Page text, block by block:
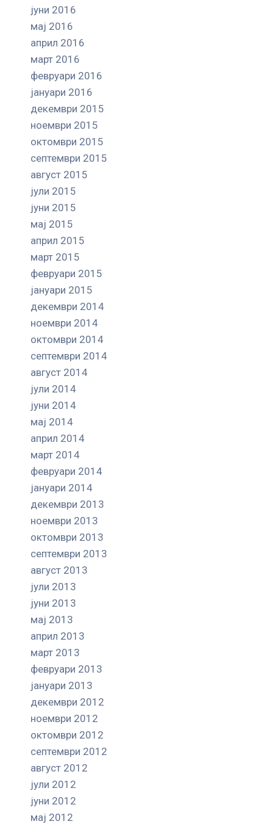
јуни 2016
мај 2016
април 2016
март 2016
февруари 2016
јануари 2016
декември 2015
ноември 2015
октомври 2015
септември 2015
август 2015
јули 2015
јуни 2015
мај 2015
април 2015
март 2015
февруари 2015
јануари 2015
декември 2014
ноември 2014
октомври 2014
септември 2014
август 2014
јули 2014
јуни 2014
мај 2014
април 2014
март 2014
февруари 2014
јануари 2014
декември 2013
ноември 2013
октомври 2013
септември 2013
август 2013
јули 2013
јуни 2013
мај 2013
април 2013
март 2013
февруари 2013
јануари 2013
декември 2012
ноември 2012
октомври 2012
септември 2012
август 2012
јули 2012
јуни 2012
мај 2012